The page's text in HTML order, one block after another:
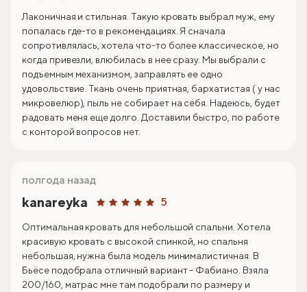
Лаконичная и стильная. Такую кровать выбрал муж, ему
попалась где-то в рекомендациях. Я сначала
сопротивлялась, хотела что-то более классическое, но
когда привезли, влюбилась в нее сразу. Мы выбрали с
подъемным механизмом, заправлять ее одно
удовольствие. Ткань очень приятная, бархатистая ( у нас
микровелюр), пыль не собирает на себя. Надеюсь, будет
радовать меня еще долго. Доставили быстро, по работе
с конторой вопросов нет.
kanareyka 5
полгода назад
Оптимальная кровать для небольшой спальни. Хотела
красивую кровать с высокой спинкой, но спальня
небольшая, нужна была модель минималистичная. В
Бьёсе подобрала отличный вариант - Фабиано. Взяла
200/160, матрас мне там подобрали по размеру и